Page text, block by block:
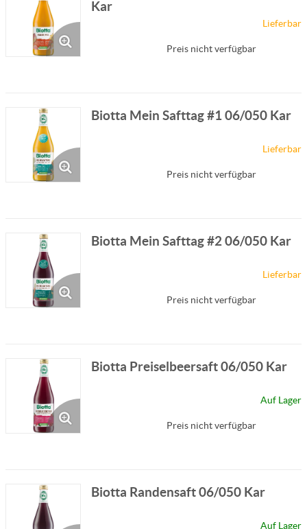
Kar
Lieferbar
Preis nicht verfügbar
Biotta Mein Safttag #1 06/050 Kar
Lieferbar
Preis nicht verfügbar
Biotta Mein Safttag #2 06/050 Kar
Lieferbar
Preis nicht verfügbar
Biotta Preiselbeersaft 06/050 Kar
Auf Lager
Preis nicht verfügbar
Biotta Randensaft 06/050 Kar
Auf Lager